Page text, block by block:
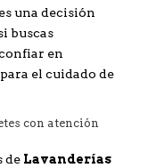
una decisión
buscas
en
el cuidado de
con atención
de Lavanderías